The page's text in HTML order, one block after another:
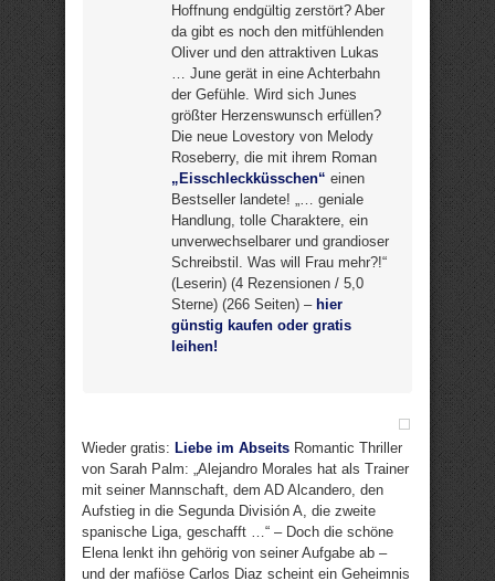
Hoffnung endgültig zerstört? Aber
da gibt es noch den mitfühlenden
Oliver und den attraktiven Lukas
… June gerät in eine Achterbahn
der Gefühle. Wird sich Junes
größter Herzenswunsch erfüllen?
Die neue Lovestory von Melody
Roseberry, die mit ihrem Roman
„Eisschleckküsschen“ einen
Bestseller landete! „… geniale
Handlung, tolle Charaktere, ein
unverwechselbarer und grandioser
Schreibstil. Was will Frau mehr?!“
(Leserin) (4 Rezensionen / 5,0
Sterne) (266 Seiten) – hier
günstig kaufen oder gratis
leihen!
Wieder gratis: Liebe im Abseits Romantic Thriller
von Sarah Palm: „Alejandro Morales hat als Trainer
mit seiner Mannschaft, dem AD Alcandero, den
Aufstieg in die Segunda División A, die zweite
spanische Liga, geschafft …“ – Doch die schöne
Elena lenkt ihn gehörig von seiner Aufgabe ab –
und der mafiöse Carlos Diaz scheint ein Geheimnis